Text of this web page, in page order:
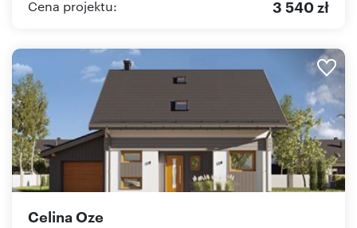
Cena projektu: 3 540 zł
Celina Oze